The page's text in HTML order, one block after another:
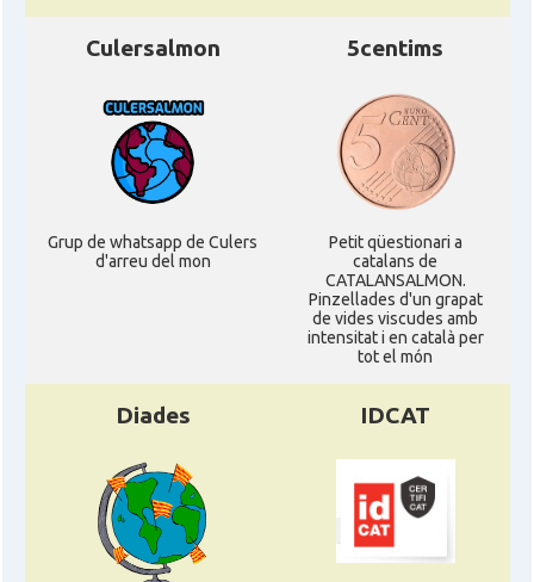
Culersalmon
Grup de whatsapp de Culers
d'arreu del mon
5centims
Petit qüestionari a
catalans de
CATALANSALMON.
Pinzellades d'un grapat
de vides viscudes amb
intensitat i en català per
tot el món
Diades IDCAT